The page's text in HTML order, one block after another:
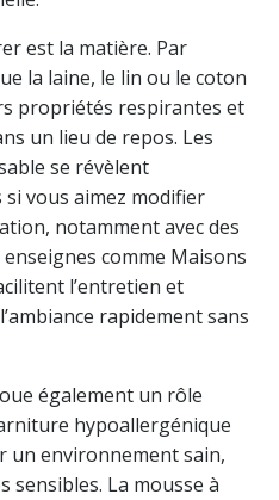
est la matière. Par
la laine, le lin ou le coton
propriétés respirantes et
un lieu de repos. Les
se révèlent
vous aimez modifier
notamment avec des
comme Maisons
l’entretien et
rapidement sans
également un rôle
hypoallergénique
un environnement sain,
La mousse à